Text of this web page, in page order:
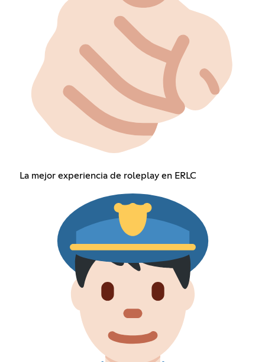
La mejor experiencia de roleplay en ERLC